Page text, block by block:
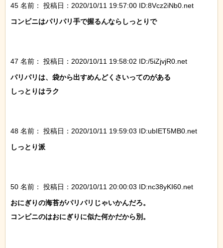
45 名前：
投稿日：2020/10/11 19:57:00 ID:8Vcz2iNb0.net
コンビニはパリパリ手で握るんならしっとりで
47 名前：
投稿日：2020/10/11 19:58:02 ID:/5iZjvjR0.net
パリパリは、袋から出すめんどくさいってのがある
しっとりはラク
48 名前：
投稿日：2020/10/11 19:59:03 ID:ubIET5MB0.net
しっとり派
50 名前：
投稿日：2020/10/11 20:00:03 ID:nc38yKI60.net
おにぎりの海苔がパリパリじゃいかんだろ。
コンビニのはおにぎりに似た何かだから別。